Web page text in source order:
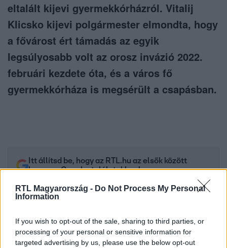
RTL Magyarország - Do Not Process My Personal
Information
If you wish to opt-out of the sale, sharing to third parties, or
processing of your personal or sensitive information for
targeted advertising by us, please use the below opt-out
eltalált kijevi gyermekkórházról. Vitalij
Klicsko kijevi polgármester elmondta, hogy
a fővárost ért támadás az egyik
legsúlyosabb volt az orosz invázió 2022.
februári kezdete óta, és a város fő
gyermekkórháza is megsérült a csapásban.
Itt állítsd be, hogy az RTL.hu az elsők között
legyen a Google-találatokban!